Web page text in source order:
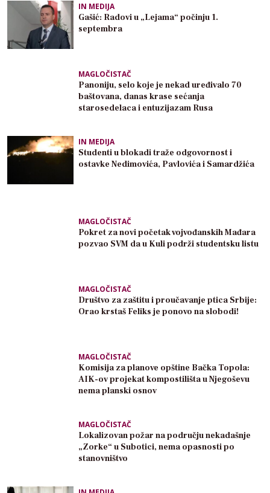
IN MEDIJA
Gašić: Radovi u „Lejama“ počinju 1.
septembra
MAGLOČISTAČ
Panoniju, selo koje je nekad uređivalo 70
baštovana, danas krase sećanja
starosedelaca i entuzijazam Rusa
IN MEDIJA
Studenti u blokadi traže odgovornost i
ostavke Nedimovića, Pavlovića i Samardžića
MAGLOČISTAČ
Pokret za novi početak vojvođanskih Mađara
pozvao SVM da u Kuli podrži studentsku listu
MAGLOČISTAČ
Društvo za zaštitu i proučavanje ptica Srbije:
Orao krstaš Feliks je ponovo na slobodi!
MAGLOČISTAČ
Komisija za planove opštine Bačka Topola:
AIK-ov projekat kompostilišta u Njegoševu
nema planski osnov
MAGLOČISTAČ
Lokalizovan požar na području nekadašnje
„Zorke“ u Subotici, nema opasnosti po
stanovništvo